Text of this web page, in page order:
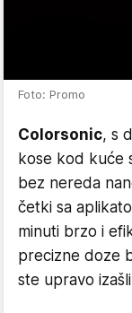
Foto: Promo
Colorsonic, s
kose kod kuće
bez nereda
četki sa
minuti brzo i
precizne doze
ste upravo